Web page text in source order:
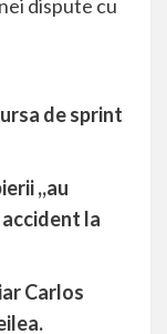
de sprint
,,au
accident la
Carlos